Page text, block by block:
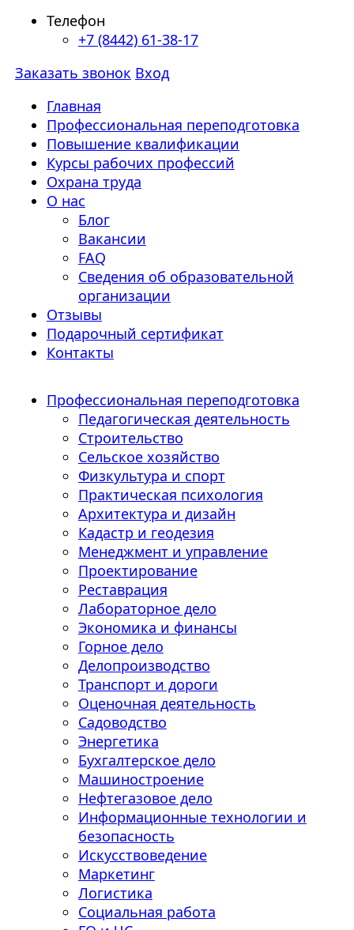
Телефон
+7 (8442) 61-38-17
Заказать звонок Вход
Главная
Профессиональная переподготовка
Повышение квалификации
Курсы рабочих профессий
Охрана труда
О нас
Блог
Вакансии
FAQ
Сведения об образовательной
организации
Отзывы
Подарочный сертификат
Контакты
Профессиональная переподготовка
Педагогическая деятельность
Строительство
Сельское хозяйство
Физкультура и спорт
Практическая психология
Архитектура и дизайн
Кадастр и геодезия
Менеджмент и управление
Проектирование
Реставрация
Лабораторное дело
Экономика и финансы
Горное дело
Делопроизводство
Транспорт и дороги
Оценочная деятельность
Садоводство
Энергетика
Бухгалтерское дело
Машиностроение
Нефтегазовое дело
Информационные технологии и
безопасность
Искусствоведение
Маркетинг
Логистика
Социальная работа